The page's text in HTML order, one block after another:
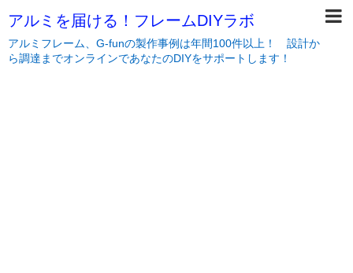
アルミを届ける！フレームDIYラボ
アルミフレーム、G-funの製作事例は年間100件以上！ 設計か
ら調達までオンラインであなたのDIYをサポートします！